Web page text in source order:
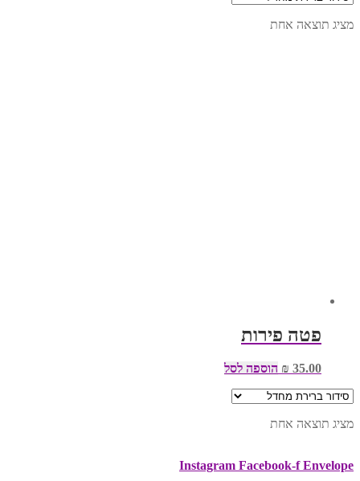
מציג תוצאה אחת
פטה פירות
₪ 35.00 הוספה לסל
מציג תוצאה אחת
Instagram Facebook-f Envelope